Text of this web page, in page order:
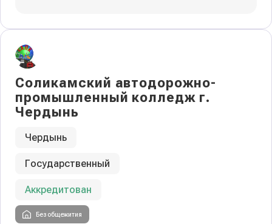
Соликамский автодорожно-
промышленный колледж г.
Чердынь
Чердынь
Государственный
Аккредитован
Без общежития